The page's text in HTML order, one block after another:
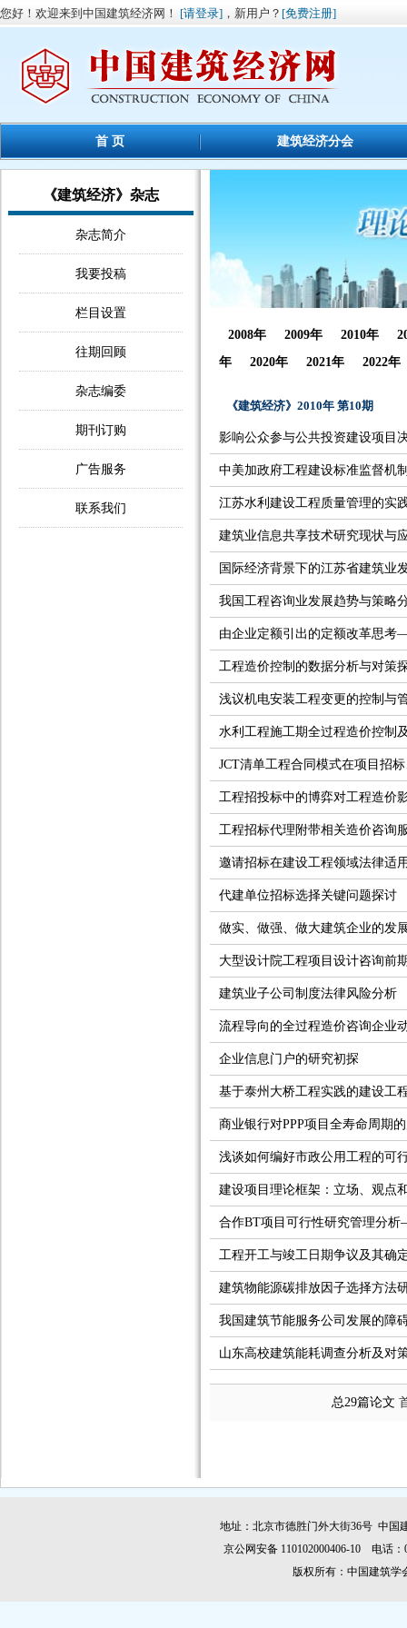
您好！欢迎来到中国建筑经济网！ [请登录] ，新用户？ [免费注册]
首 页 建筑经济分会
《建筑经济》杂志
杂志简介
我要投稿
栏目设置
往期回顾
杂志编委
期刊订购
广告服务
联系我们
2008年 2009年 2010年
年
2020年 2021年 2022年
《建筑经济》2010年 第10期
影响公众参与公共投资建设项目
中美加政府工程建设标准监督机
江苏水利建设工程质量管理的实
建筑业信息共享技术研究现状与
国际经济背景下的江苏省建筑业
我国工程咨询业发展趋势与策略
由企业定额引出的定额改革思考
工程造价控制的数据分析与对策
浅议机电安装工程变更的控制与
水利工程施工期全过程造价控制
JCT清单工程合同模式在项目招
工程招投标中的博弈对工程造价
工程招标代理附带相关造价咨询
邀请招标在建设工程领域法律适
代建单位招标选择关键问题探讨
做实、做强、做大建筑企业的发
大型设计院工程项目设计咨询前
建筑业子公司制度法律风险分析
流程导向的全过程造价咨询企业
企业信息门户的研究初探
基于泰州大桥工程实践的建设工
商业银行对PPP项目全寿命周期
浅谈如何编好市政公用工程的可
建设项目理论框架：立场、观点
合作BT项目可行性研究管理分
工程开工与竣工日期争议及其确
建筑物能源碳排放因子选择方法
我国建筑节能服务公司发展的障
山东高校建筑能耗调查分析及对
总29篇论文
地址：北京市德胜门外大街36号 中
京公网安备 110102000406-10 电话：
版权所有：中国建筑